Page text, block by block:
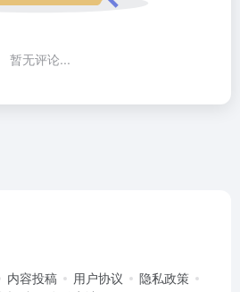
暂无评论...
内容投稿 用户协议
隐私政策